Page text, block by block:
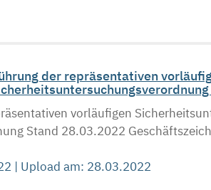
der repräsentativen
vorläufigen
Stand 28.03.2022
| Upload am: 28.03.2022